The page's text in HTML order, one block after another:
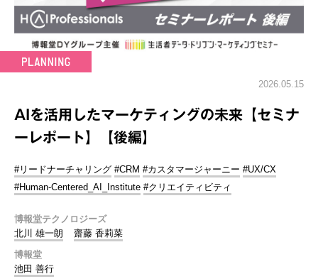
2026.05.15
AIを活用したマーケティングの未来【セミナ
ーレポート】【後編】
#リードナーチャリング #CRM #カスタマージャーニー #UX/CX
#Human-Centered_AI_Institute #クリエイティビティ
博報堂テクノロジーズ
北川 雄一朗
齋藤 香莉菜
博報堂
池田 善行